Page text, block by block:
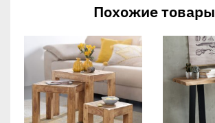
Похожие товары